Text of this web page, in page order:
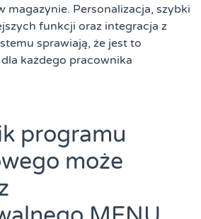
magazynie. Personalizacja, szybki
funkcji oraz integracja z
sprawiają, że jest to
każdego pracownika
programu
może